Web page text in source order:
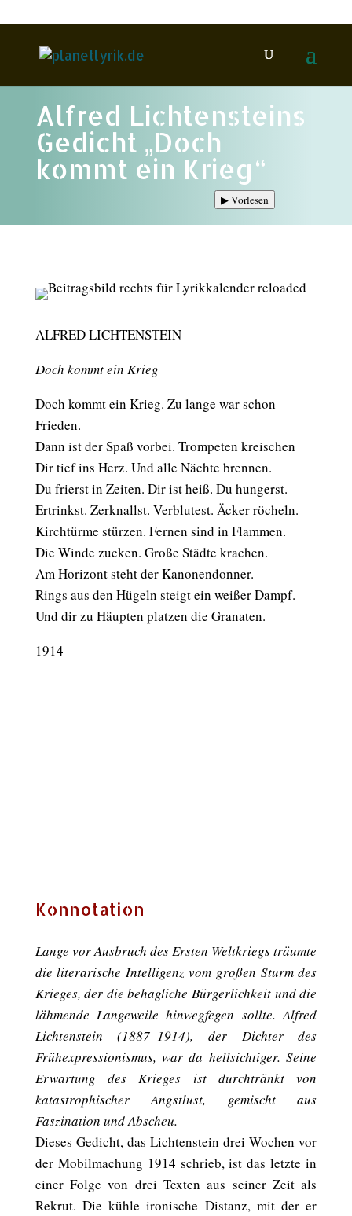
Alfred Lichtensteins
Gedicht „Doch
kommt ein Krieg“
▶Vorlesen
ALFRED LICHTENSTEIN
Doch kommt ein Krieg
Doch kommt ein Krieg. Zu lange war schon
Frieden.
Dann ist der Spaß vorbei. Trompeten kreischen
Dir tief ins Herz. Und alle Nächte brennen.
Du frierst in Zeiten. Dir ist heiß. Du hungerst.
Ertrinkst. Zerknallst. Verblutest. Äcker röcheln.
Kirchtürme stürzen. Fernen sind in Flammen.
Die Winde zucken. Große Städte krachen.
Am Horizont steht der Kanonendonner.
Rings aus den Hügeln steigt ein weißer Dampf.
Und dir zu Häupten platzen die Granaten.
1914
Konnotation
Lange vor Ausbruch des Ersten Weltkriegs träumte
die literarische Intelligenz vom großen Sturm des
Krieges, der die behagliche Bürgerlichkeit und die
lähmende Langeweile hinwegfegen sollte. Alfred
Lichtenstein (1887–1914), der Dichter des
Frühexpressionismus, war da hellsichtiger. Seine
Erwartung des Krieges ist durchtränkt von
katastrophischer Angstlust, gemischt aus
Faszination und Abscheu.
Dieses Gedicht, das Lichtenstein drei Wochen vor
der Mobilmachung 1914 schrieb, ist das letzte in
einer Folge von drei Texten aus seiner Zeit als
Rekrut. Die kühle ironische Distanz, mit der er